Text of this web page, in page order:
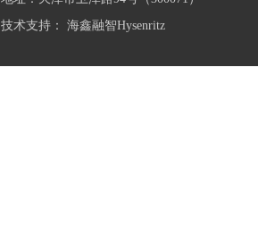
技术支持： 海鑫融智Hysenritz